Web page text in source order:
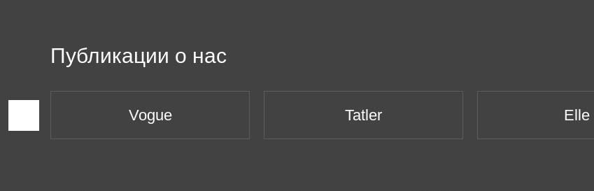
Публикации о нас
Vogue Tatler Elle